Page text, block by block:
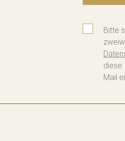
Bitte
Mail